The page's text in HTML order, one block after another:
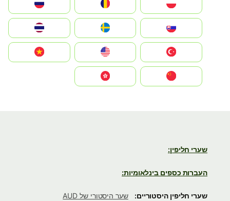
România
Slovensko
United States
Vietnam
שערי חליפין:
העברות כספים בינלאומיות:
שערי חליפין היסטוריים:
שער היסטורי של AUD